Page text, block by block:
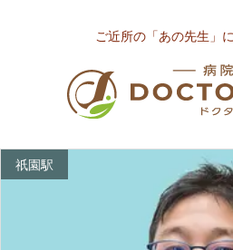
ご近所の「あの先生」
祇園駅